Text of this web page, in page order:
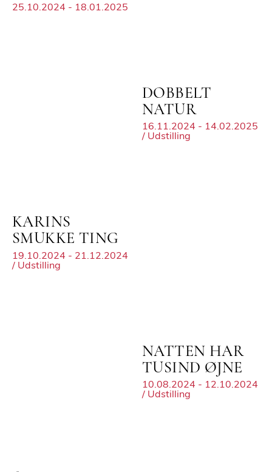
25.10.2024 - 18.01.2025
DOBBELT
NATUR
16.11.2024 - 14.02.2025
/ Udstilling
KARINS
SMUKKE TING
19.10.2024 - 21.12.2024
/ Udstilling
NATTEN HAR
TUSIND ØJNE
10.08.2024 - 12.10.2024
/ Udstilling